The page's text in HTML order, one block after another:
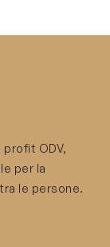
profit ODV,
per la
le persone.